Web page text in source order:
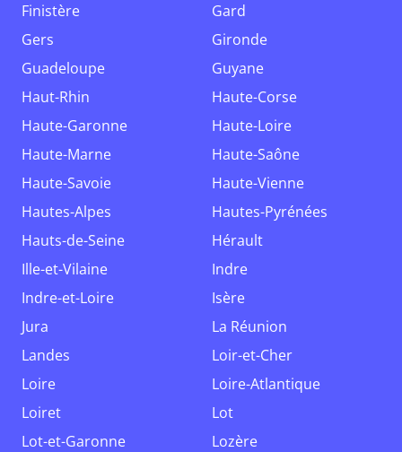
Finistère
Gard
Gers
Gironde
Guadeloupe
Guyane
Haut-Rhin
Haute-Corse
Haute-Garonne
Haute-Loire
Haute-Marne
Haute-Saône
Haute-Savoie
Haute-Vienne
Hautes-Alpes
Hautes-Pyrénées
Hauts-de-Seine
Hérault
Ille-et-Vilaine
Indre
Indre-et-Loire
Isère
Jura
La Réunion
Landes
Loir-et-Cher
Loire
Loire-Atlantique
Loiret
Lot
Lot-et-Garonne
Lozère